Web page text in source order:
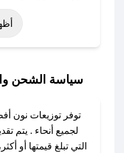
عيد الفطر، عيد
نوفمبر)، رمضان،
باستخدام تطبيق
الكوبون، تواصل معنا
سياسة الشحن
توفر توزيعات نون
لجميع أنحاء . يتم
التي تبلغ قيمتها أو